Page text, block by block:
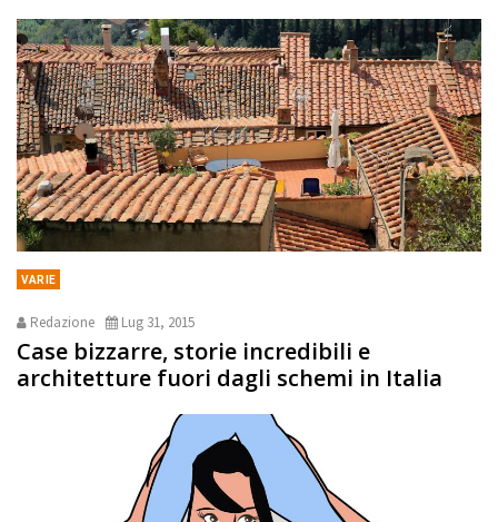
VARIE
Redazione Lug 31, 2015
Case bizzarre, storie incredibili e
architetture fuori dagli schemi in Italia